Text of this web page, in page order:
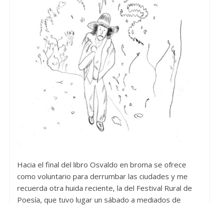
Hacia el final del libro Osvaldo en broma se ofrece
como voluntario para derrumbar las ciudades y me
recuerda otra huida reciente, la del Festival Rural de
Poesía, que tuvo lugar un sábado a mediados de